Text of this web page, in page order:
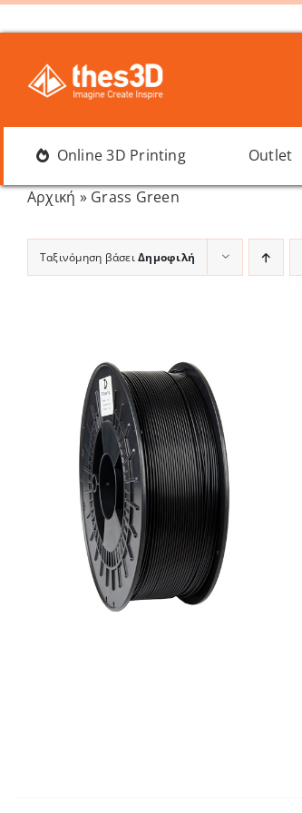
Μετάβαση
στο
περιεχόμενο
Online 3D Printing Outlet
Αρχική » Grass Green
Ταξινόμηση βάσειΔημοφιλή